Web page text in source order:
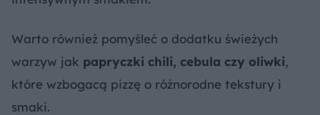
Warto również pomyśleć o dodatku świeżych
warzyw jak papryczki chili, cebula czy oliwki,
które wzbogacą pizzę o różnorodne tekstury i
smaki.